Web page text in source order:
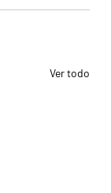
Ver todo